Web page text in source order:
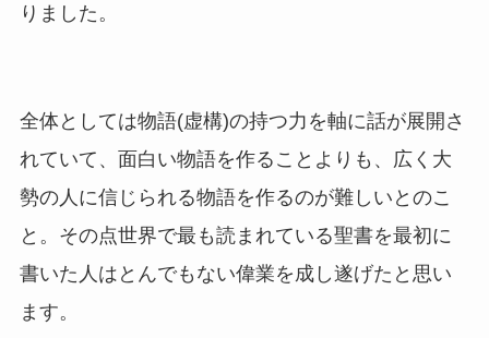
りました。
全体としては物語(虚構)の持つ力を軸に話が展開さ
れていて、面白い物語を作ることよりも、広く大
勢の人に信じられる物語を作るのが難しいとのこ
と。その点世界で最も読まれている聖書を最初に
書いた人はとんでもない偉業を成し遂げたと思い
ます。